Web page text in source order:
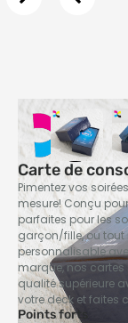
Carte de
Pimentez vos
mesure! Conçu
parfaites pour les
garçon/fille, ou tout
personnalisable
marque, nos
qualité supérieure
votre deck et faites
Points forts